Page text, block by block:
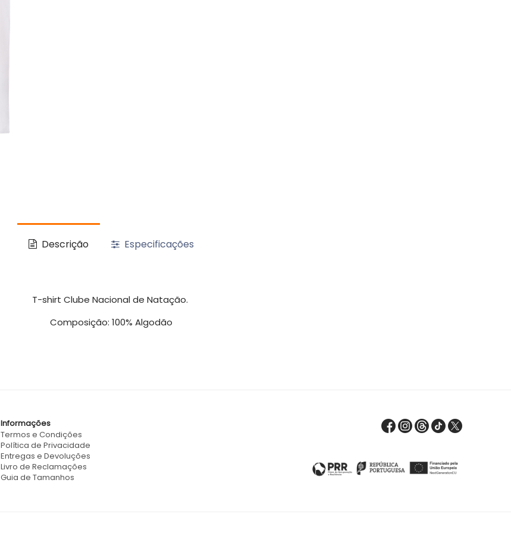
Descrição Especificações
T-shirt Clube Nacional de Natação.
Composição: 100% Algodão
Informações
Termos e Condições
Política de Privacidade
Entregas e Devoluções
Livro de Reclamações
Guia de Tamanhos